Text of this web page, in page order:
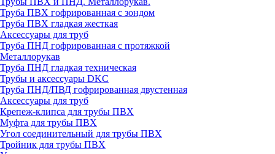
Труба ПВХ гофрированная с зондом
Труба ПВХ гладкая жесткая
Аксессуары для труб
Труба ПНД гофрированная с протяжкой
Металлорукав
Труба ПНД гладкая техническая
Трубы и аксессуары DKC
Труба ПНД/ПВД гофрированная двустенная
Аксессуары для труб
Крепеж-клипса для трубы ПВХ
Муфта для трубы ПВХ
Угол соединительный для трубы ПВХ
Тройник для трубы ПВХ